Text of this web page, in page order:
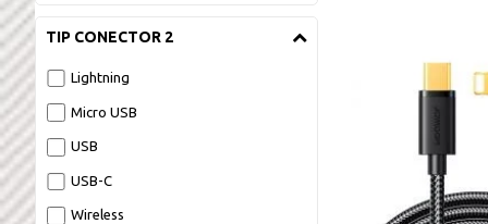
TIP CONECTOR 2
Lightning
Micro USB
USB
USB-C
Wireless